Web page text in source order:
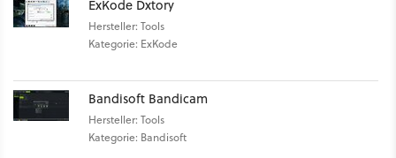
ExKode Dxtory
Hersteller: Tools
Kategorie: ExKode
Bandisoft Bandicam
Hersteller: Tools
Kategorie: Bandisoft